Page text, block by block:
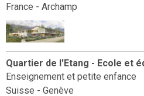
France - Archamp
Quartier de l'Etang - Ecole et
Enseignement et petite enfance
Suisse - Genève